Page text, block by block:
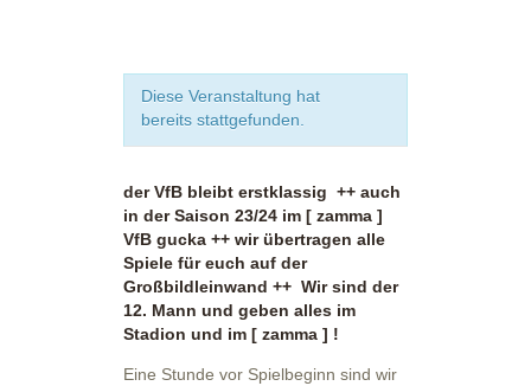
Diese Veranstaltung hat
bereits stattgefunden.
der VfB bleibt erstklassig ++ auch
in der Saison 23/24 im [ zamma ]
VfB gucka ++ wir übertragen alle
Spiele für euch auf der
Großbildleinwand ++ Wir sind der
12. Mann und geben alles im
Stadion und im [ zamma ] !
Eine Stunde vor Spielbeginn sind wir